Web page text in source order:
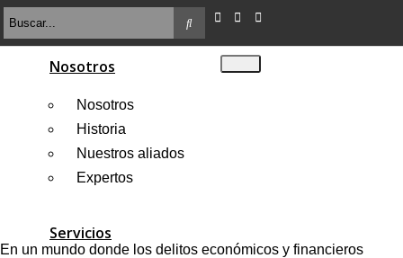
Nosotros
Nosotros
Historia
Nuestros aliados
Expertos
Servicios
En un mundo donde los delitos económicos y financieros